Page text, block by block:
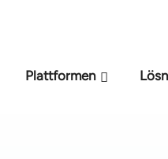
Plattformen
Den nya